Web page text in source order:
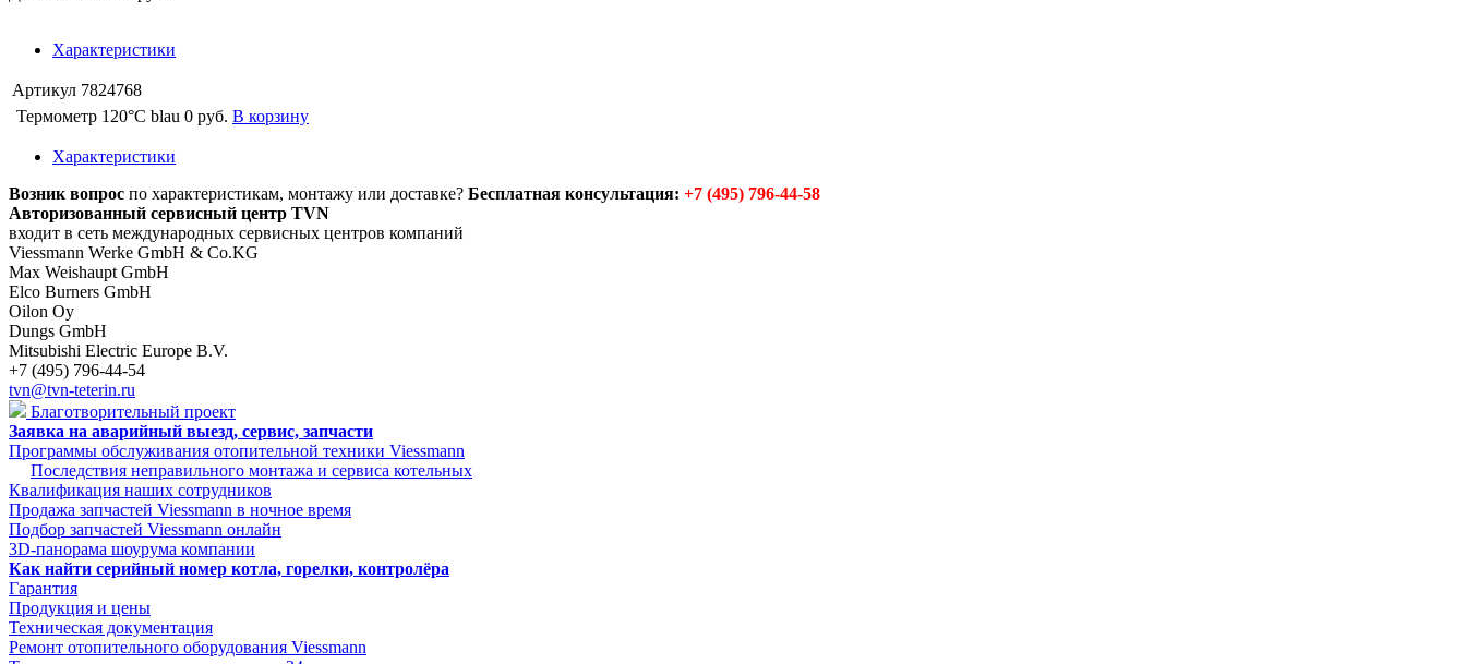
Характеристики
Артикул 7824768
Термометр 120°C blau 0 руб. В корзину
Характеристики
Возник вопрос по характеристикам, монтажу или доставке? Бесплатная консультация: +7 (495) 796-44-58
Авторизованный сервисный центр TVN
входит в сеть международных сервисных центров компаний
Viessmann Werke GmbH & Co.KG
Max Weishaupt GmbH
Elco Burners GmbH
Oilon Oy
Dungs GmbH
Mitsubishi Electric Europe B.V.
+7 (495) 796-44-54
tvn@tvn-teterin.ru
Благотворительный проект
Заявка на аварийный выезд, сервис, запчасти
Программы обслуживания отопительной техники Viessmann
Последствия неправильного монтажа и сервиса котельных
Квалификация наших сотрудников
Продажа запчастей Viessmann в ночное время
Подбор запчастей Viessmann онлайн
3D-панорама шоурума компании
Как найти серийный номер котла, горелки, контролёра
Гарантия
Продукция и цены
Техническая документация
Ремонт отопительного оборудования Viessmann